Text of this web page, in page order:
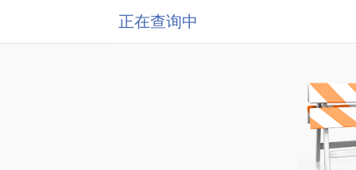
正在查询中